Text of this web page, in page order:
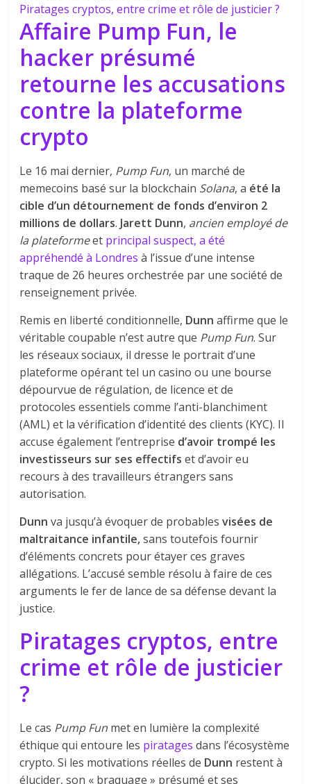
Piratages cryptos, entre crime et rôle de justicier ?
Affaire Pump Fun, le
hacker présumé
retourne les accusations
contre la plateforme
crypto
Le 16 mai dernier, Pump Fun, un marché de
memecoins basé sur la blockchain Solana, a été la
cible d’un détournement de fonds d’environ 2
millions de dollars. Jarett Dunn, ancien employé de
la plateformeet principal suspect, a été
appréhendé à Londres à l’issue d’une intense
traque de 26 heures orchestrée par une société de
renseignement privée.
Remis en liberté conditionnelle, Dunn affirme que le
véritable coupable n’est autre que Pump Fun. Sur
les réseaux sociaux, il dresse le portrait d’une
plateforme opérant tel un casino ou une bourse
dépourvue de régulation, de licence et de
protocoles essentiels comme l’anti-blanchiment
(AML) et la vérification d’identité des clients (KYC). Il
accuse également l’entreprise d’avoir trompé les
investisseurs sur ses effectifs et d’avoir eu
recours à des travailleurs étrangers sans
autorisation.
Dunn va jusqu’à évoquer de probablesvisées de
maltraitance infantile,sans toutefois fournir
d’éléments concrets pour étayer ces graves
allégations. L’accusé semble résolu à faire de ces
arguments le fer de lance de sa défense devant la
justice.
Piratages cryptos, entre
crime et rôle de justicier
?
Le cas Pump Fun met en lumière la complexité
éthique qui entoure les piratages dans l’écosystème
crypto. Si les motivations réelles de Dunn restent à
élucider, son « braquage » présumé et ses